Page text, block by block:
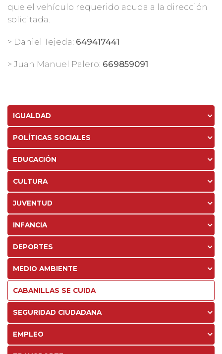
IGUALDAD
POLÍTICAS SOCIALES
EDUCACIÓN
CULTURA
JUVENTUD
INFANCIA
DEPORTES
MEDIO AMBIENTE
CABANILLAS SE CUIDA
SEGURIDAD CIUDADANA
EMPLEO
que el vehículo requerido acuda a la dirección
solicitada.
> Daniel Tejeda: 649417441
> Juan Manuel Palero: 669859091